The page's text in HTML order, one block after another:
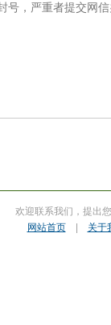
欢迎联系我们，提出
网站首页| 关于